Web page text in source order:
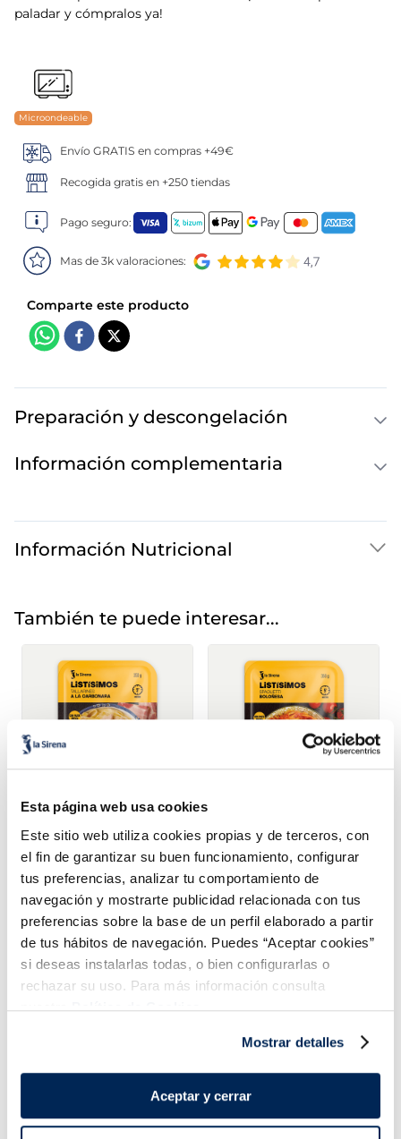
Esta página web usa cookies
Este sitio web utiliza cookies propias y de terceros, con
el fin de garantizar su buen funcionamiento, configurar
tus preferencias, analizar tu comportamiento de
navegación y mostrarte publicidad relacionada con tus
preferencias sobre la base de un perfil elaborado a partir
de tus hábitos de navegación. Puedes “Aceptar cookies”
si deseas instalarlas todas, o bien configurarlas o
rechazar su uso. Para más información consulta
nuestraPolítica de Cookies.
Mostrar detalles
Aceptar y cerrar
paladar y cómpralos ya!
Microondeable
Envío GRATIS en compras +49€
Recogida gratis en +250 tiendas
Pago seguro:
Mas de 3k valoraciones:
Preparación y descongelación
Información complementaria
Información Nutricional
También te puede interesar...
Tallarines Carbonara
Añadir
Spaghetti boloñesa
Bandeja 350g
Añadir
¡Combínalo y hazte un menú de 10!
7. canelones
sushi
10. listísimos